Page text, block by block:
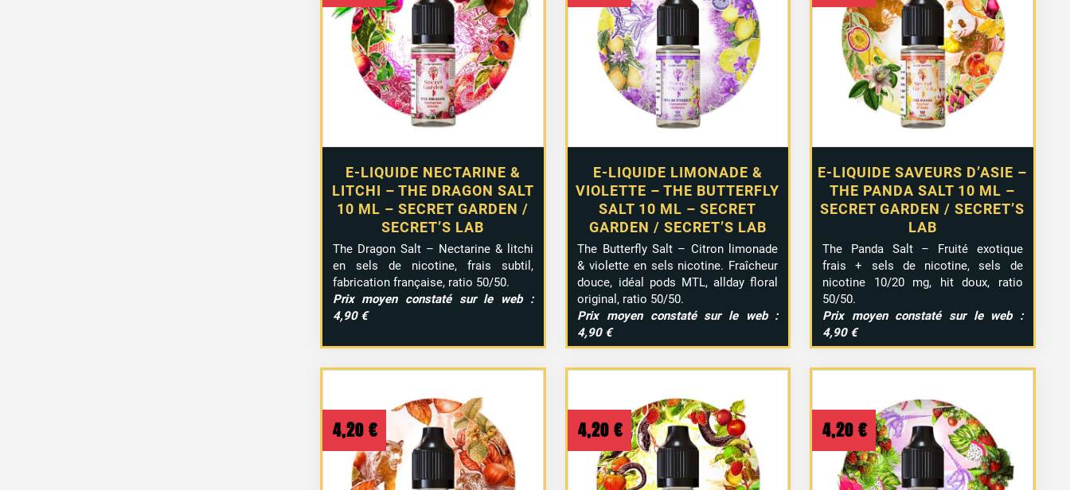
E-LIQUIDE NECTARINE &
LITCHI – THE DRAGON SALT
10 ML – SECRET GARDEN /
SECRET’S LAB
The Dragon Salt – Nectarine & litchi
en sels de nicotine, frais subtil,
fabrication française, ratio 50/50.
Prix moyen constaté sur le web :
4,90 €
E-LIQUIDE LIMONADE &
VIOLETTE – THE BUTTERFLY
SALT 10 ML – SECRET
GARDEN / SECRET’S LAB
The Butterfly Salt – Citron limonade
& violette en sels nicotine. Fraîcheur
douce, idéal pods MTL, allday floral
original, ratio 50/50.
Prix moyen constaté sur le web :
4,90 €
E-LIQUIDE SAVEURS D’ASIE –
THE PANDA SALT 10 ML –
SECRET GARDEN / SECRET’S
LAB
The Panda Salt – Fruité exotique
frais + sels de nicotine, sels de
nicotine 10/20 mg, hit doux, ratio
50/50.
Prix moyen constaté sur le web :
4,90 €
4,20 € 4,20 € 4,20€